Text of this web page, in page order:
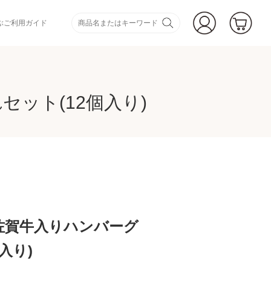
ご利用ガイド
ット(12個入り)
賀牛入りハンバーグ
り)